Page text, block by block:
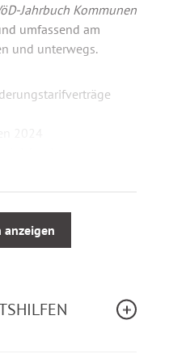
Jahrbuch Kommunen
umfassend am
und unterwegs.
für den
des
Entsorgung,